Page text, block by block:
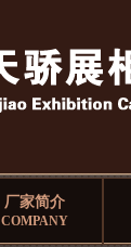
厂家简介
COMPANY